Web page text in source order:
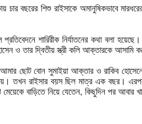
চার বছরের শিশু রাইসাকে অমানুষিকভাবে
প্রতিবেদনে শারিরীক নির্যাতনের কথা বলা
ও তার দ্বিতীয় স্ত্রী কলি আক্তারকে আসামি
আমার ছোট বোন সুমাইয়া আক্তার ও রাকিব
তখন রাইসার বয়স ছিল মাত্র এক বছর। এরপর
মেয়েকে বাড়িতে নিয়ে যেতেন, কিছুদিন পর আবার